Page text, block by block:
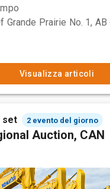
Grande Prairie No. 1, AB
Visualizza articoli
set 2 evento del giorno
Auction, CAN